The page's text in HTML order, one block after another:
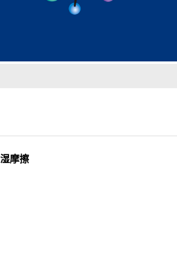
摩擦